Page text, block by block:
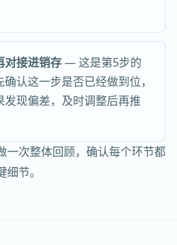
对接进销存— 这是第5步的
认这一步是否已经做到位，
现偏差，及时调整后再推
一次整体回顾，确认每个环节都
节。